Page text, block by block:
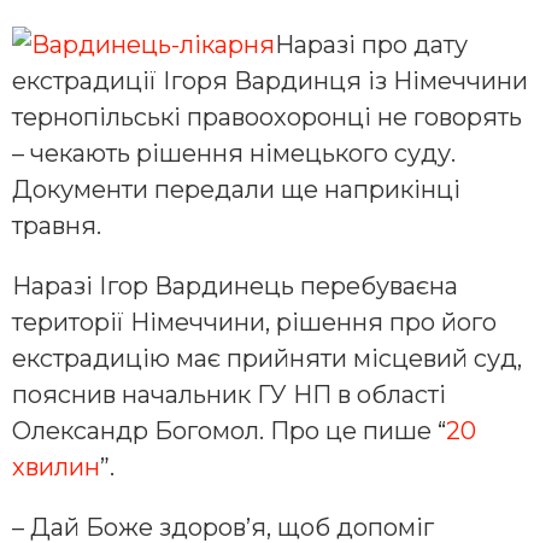
Наразі про дату
екстрадиції Ігоря Вардинця із Німеччини
тернопільські правоохоронці не говорять
– чекають рішення німецького суду.
Документи передали ще наприкінці
травня.
Наразі Ігор Вардинець перебуваєна
території Німеччини, рішення про його
екстрадицію має прийняти місцевий суд,
пояснив начальник ГУ НП в області
Олександр Богомол. Про це пише “20
хвилин”.
– Дай Боже здоров’я, щоб допоміг